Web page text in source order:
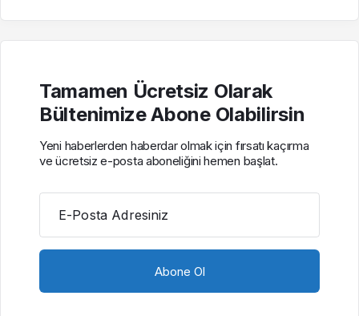
Tamamen Ücretsiz Olarak
Bültenimize Abone Olabilirsin
Yeni haberlerden haberdar olmak için fırsatı kaçırma
ve ücretsiz e-posta aboneliğini hemen başlat.
E-Posta Adresiniz